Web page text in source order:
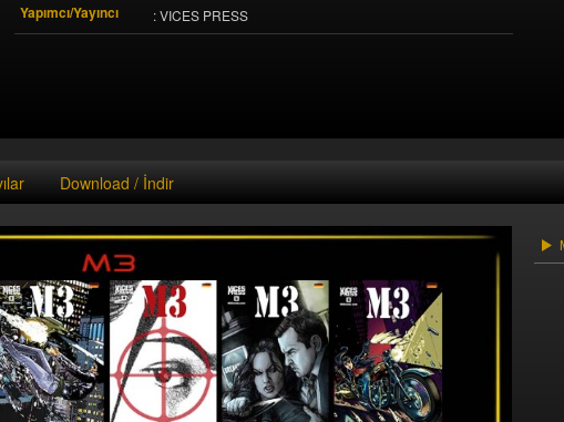
Yapımcı/Yayıncı : VICES PRESS
Download / İndir